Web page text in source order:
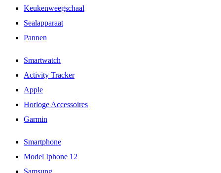
Keukenweegschaal
Sealapparaat
Pannen
Smartwatch
Activity Tracker
Apple
Horloge Accessoires
Garmin
Smartphone
Model Iphone 12
Samsung